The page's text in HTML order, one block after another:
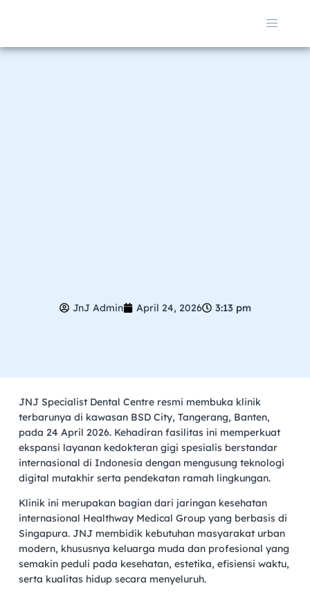
JnJ Admin April 24, 2026 3:13 pm
JNJ Specialist Dental Centre resmi membuka klinik
terbarunya di kawasan BSD City, Tangerang, Banten,
pada 24 April 2026. Kehadiran fasilitas ini memperkuat
ekspansi layanan kedokteran gigi spesialis berstandar
internasional di Indonesia dengan mengusung teknologi
digital mutakhir serta pendekatan ramah lingkungan.
Klinik ini merupakan bagian dari jaringan kesehatan
internasional Healthway Medical Group yang berbasis di
Singapura. JNJ membidik kebutuhan masyarakat urban
modern, khususnya keluarga muda dan profesional yang
semakin peduli pada kesehatan, estetika, efisiensi waktu,
serta kualitas hidup secara menyeluruh.